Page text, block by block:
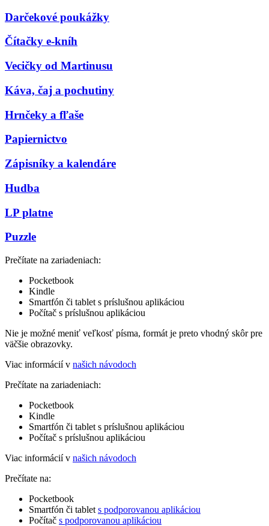
Darčekové poukážky
Čítačky e-kníh
Vecičky od Martinusu
Káva, čaj a pochutiny
Hrnčeky a fľaše
Papiernictvo
Zápisníky a kalendáre
Hudba
LP platne
Puzzle
Prečítate na zariadeniach:
Pocketbook
Kindle
Smartfón či tablet s príslušnou aplikáciou
Počítač s príslušnou aplikáciou
Nie je možné meniť veľkosť písma, formát je preto vhodný skôr pre
väčšie obrazovky.
Viac informácií v našich návodoch
Prečítate na zariadeniach:
Pocketbook
Kindle
Smartfón či tablet s príslušnou aplikáciou
Počítač s príslušnou aplikáciou
Viac informácií v našich návodoch
Prečítate na:
Pocketbook
Smartfón či tablet s podporovanou aplikáciou
Počítač s podporovanou aplikáciou